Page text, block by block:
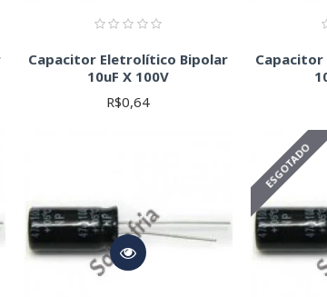
Capacitor Eletrolítico Bipolar
10uF X 100V
R$0,64
ESGOTADO